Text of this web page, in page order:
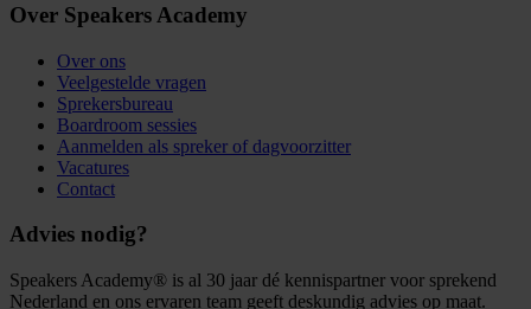
Over Speakers Academy
Over ons
Veelgestelde vragen
Sprekersbureau
Boardroom sessies
Aanmelden als spreker of dagvoorzitter
Vacatures
Contact
Advies nodig?
Speakers Academy® is al 30 jaar dé kennispartner voor sprekend
Nederland en ons ervaren team geeft deskundig advies op maat.